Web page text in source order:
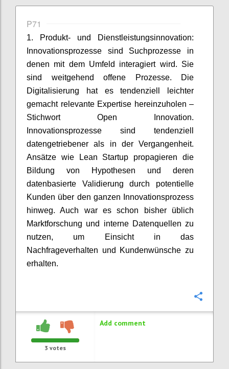
P71
1. Produkt- und Dienstleistungsinnovation:
Innovationsprozesse sind Suchprozesse in
denen mit dem Umfeld interagiert wird. Sie
sind weitgehend offene Prozesse. Die
Digitalisierung hat es tendenziell leichter
gemacht relevante Expertise hereinzuholen –
Stichwort Open Innovation.
Innovationsprozesse sind tendenziell
datengetriebener als in der Vergangenheit.
Ansätze wie Lean Startup propagieren die
Bildung von Hypothesen und deren
datenbasierte Validierung durch potentielle
Kunden über den ganzen Innovationsprozess
hinweg. Auch war es schon bisher üblich
Marktforschung und interne Datenquellen zu
nutzen, um Einsicht in das
Nachfrageverhalten und Kundenwünsche zu
erhalten.
3 votes
Add comment